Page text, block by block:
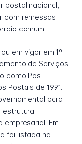
postal nacional,
com remessas
comum.
em vigor em 1º
de Serviços
como Pos
Postais de 1991.
para
estrutura
empresarial. Em
foi listada na